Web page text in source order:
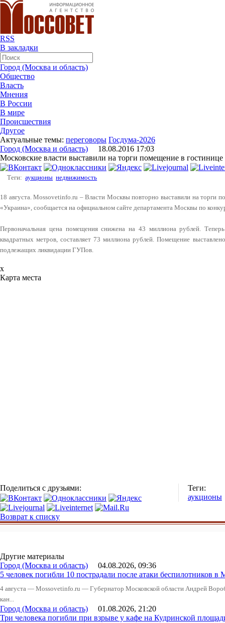
RSS
В закладки
Город (Москва и область)
Общество
Власть
Мнения
В России
В мире
Происшествия
Другое
Актуальные темы: переговоры Госдума-2026
Город (Москва и область) 18.08.2016 17:03
Московские власти выставили на торги помещение в
Теги: аукционы недвижимость
18 августа. Mossovetinfo.ru – Власти Москвы повторно выставили на торги
«Украина», сообщается на официальном сайте департамента Москвы по
Первоначальная цена помещения снижена на 43 миллиона рублей.
квадратных метров, составляет 73 миллиона рублей. Помещение
подлежащих ликвидации ГУПов.
x
Карта места
Поделиться с друзьями:
Теги:
аукционы
Возврат к списку
Другие материалы
Город (Москва и область) 04.08.2026, 09:36
5 человек погибли 10 пострадали после атаки беспилотников в
4 августа — Mossovetinfo.ru — Губернатор Московской области Андрей
кан...
Город (Москва и область) 01.08.2026, 21:20
Три человека погибли при взрыве у кафе на Кудринской